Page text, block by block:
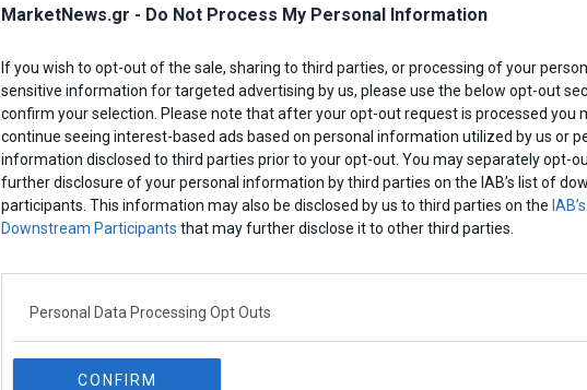
MarketNews.gr - Do Not Process My Personal Information
If you wish to opt-out of the sale, sharing to third parties, or processing of your
sensitive information for targeted advertising by us, please use the below opt-out
confirm your selection. Please note that after your opt-out request is processed you
continue seeing interest-based ads based on personal information utilized by us or
information disclosed to third parties prior to your opt-out. You may separately opt-
further disclosure of your personal information by third parties on the IAB’s list of
participants. This information may also be disclosed by us to third parties on the
Downstream Participants that may further disclose it to other third parties.
Personal Data Processing Opt Outs
CONFIRM